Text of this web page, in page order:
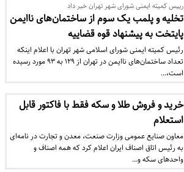
رییس کمیته ایمنی شورای شهر تهران خبر داد
تخلیه و پلمب یک سوم از ساختمان‌های ناایمن
پایتخت به پیشنهاد قوه قضاییه
رئیس کمیته ایمنی شورای اسلامی شهر تهران با اعلام اینکه
تعداد ساختمان‌های ناایمن در تهران از ۱۲۹ به ۹۳ مورد رسیده
است،…
خرید و فروش طلا و سکه فقط با فاکتور قابل
استعلام
معاون صنایع عمومی وزارت صنعت، معدن و تجارت در نامه‌ای
به رئیس اتاق اصناف ایران اعلام کرد که همه اصناف و
واحدهای سکه و…